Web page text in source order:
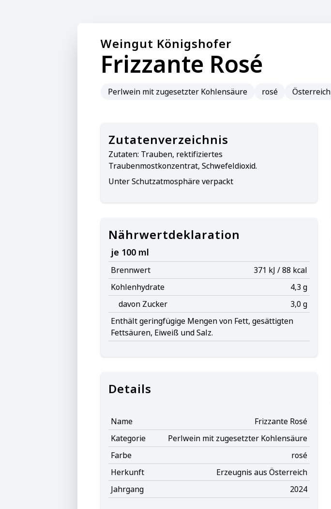
Weingut Königshofer
Frizzante Rosé
Perlwein mit zugesetzter Kohlensäure rosé Österreich
Zutatenverzeichnis
Zutaten: Trauben, rektifiziertes
Traubenmostkonzentrat, Schwefeldioxid.
Unter Schutzatmosphäre verpackt
Nährwertdeklaration
je 100 ml
Brennwert
371 kJ / 88 kcal
Kohlenhydrate
4,3 g
davon Zucker
3,0 g
Enthält geringfügige Mengen von Fett, gesättigten
Fettsäuren, Eiweiß und Salz.
Details
Name
Frizzante Rosé
Kategorie
Perlwein mit zugesetzter Kohlensäure
Farbe
rosé
Herkunft
Erzeugnis aus Österreich
Jahrgang
2024